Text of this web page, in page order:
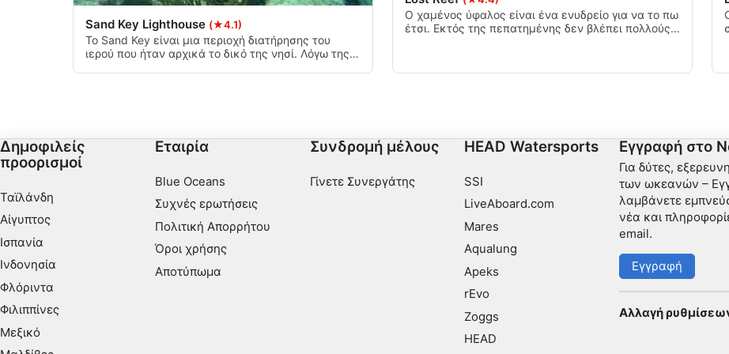
Sand Key Lighthouse (★4.1)
Το Sand Key είναι μια περιοχή διατήρησης του
ιερού που ήταν αρχικά το δικό της νησί. Λόγω της
Ο χαμένος ύφαλος είναι ένα ενυδρείο για να το πω
έτσι. Εκτός της πεπατημένης δεν βλέπει πολλούς
Δημοφιλείς
προορισμοί
Ταϊλάνδη
Αίγυπτος
Ισπανία
Ινδονησία
Φλόριντα
Φιλιππίνες
Μεξικό
Εταιρία
Blue Oceans
Συχνές ερωτήσεις
Πολιτική Απορρήτου
Όροι χρήσης
Αποτύπωμα
Συνδρομή μέλους
Γίνετε Συνεργάτης
HEAD Watersports
SSI
LiveAboard.com
Mares
Aqualung
Apeks
rEvo
Zoggs
HEAD
Εγγραφή στο
Για δύτες,
των ωκεανών –
λαμβάνετε
νέα και
email.
Εγγραφή
Αλλαγή
Κατανόηση του κοινού μέσω στατιστικών στοιχείων ή συνδυασμών δεδομένων από
διαφορετικές πηγές
Ανάπτυξη και βελτίωση υπηρεσιών
Χρήση επακριβών δεδομένων γεωεντοπισμού
Αναγνώριση συσκευών με βάση πληροφορίες που ζητούνται ενεργά
Σκοποί επεξεργασίας που δεν αφορούν τη ΔΑΒ:
Απαραίτητη
Εκτέλεση
Διαφήμιση